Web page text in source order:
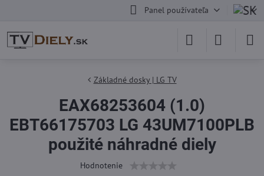
Panel používateľa
Základné dosky | LG TV
EAX68253604 (1.0)
EBT66175703 LG 43UM7100PLB
použité náhradné diely
Hodnotenie